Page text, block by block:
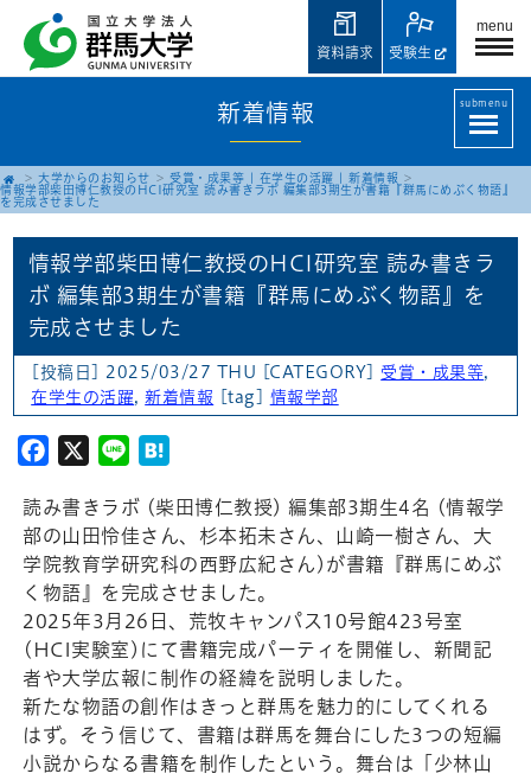
menu
受験生
資料請求
新着情報 submenu
大学からのお知らせ 受賞・成果等 在学生の活躍
新着情報
情報学部柴田博仁教授のHCI研究室 読み書きラボ 編集部3期生が書籍『群馬にめぶく物語』
を完成させました
情報学部柴田博仁教授のHCI研究室 読み書きラ
ボ 編集部3期生が書籍『群馬にめぶく物語』を
完成させました
[投稿日] 2025/03/27 THU [CATEGORY] 受賞・成果等,
在学生の活躍,新着情報 [tag] 情報学部
Facebook
X Line
読み書きラボ (柴田博仁教授) 編集部3期生4名 (情報学
部の山田怜佳さん、杉本拓未さん、山崎一樹さん、大
学院教育学研究科の西野広紀さん)が書籍『群馬にめぶ
く物語』を完成させました。
2025年3月26日、荒牧キャンパス10号館423号室
(HCI実験室)にて書籍完成パーティを開催し、新聞記
者や大学広報に制作の経緯を説明しました。
新たな物語の創作はきっと群馬を魅力的にしてくれる
はず。そう信 じて、書籍は群馬を舞台にした3つの短編
小説からなる書籍を制作 したという。舞台は「少林山